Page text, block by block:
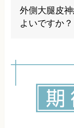
経伝導検査を
の検査法で原
外側大腿皮
よいですか？
ますが、根本
能な整体院で